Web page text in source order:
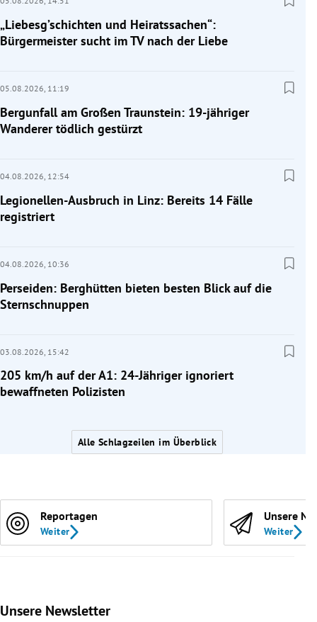
„Liebesg’schichten und Heiratssachen“:
Bürgermeister sucht im TV nach der Liebe
05.08.2026, 11:19
Bergunfall am Großen Traunstein: 19-jähriger
Wanderer tödlich gestürzt
04.08.2026, 12:54
Legionellen-Ausbruch in Linz: Bereits 14 Fälle
registriert
04.08.2026, 10:36
Perseiden: Berghütten bieten besten Blick auf die
Sternschnuppen
03.08.2026, 15:42
205 km/h auf der A1: 24-Jähriger ignoriert
bewaffneten Polizisten
Alle Schlagzeilen im Überblick
Reportagen
Weiter
Unsere
Weiter
Unsere Newsletter
Slide 1 von 9